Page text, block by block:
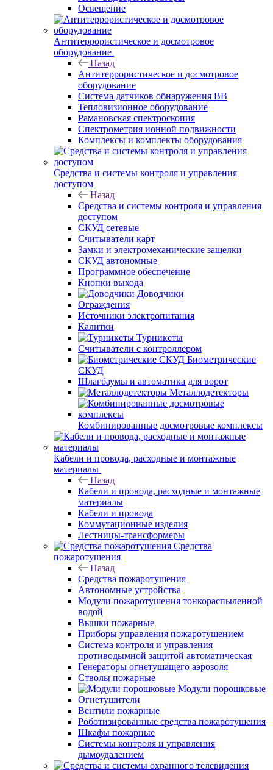
Освещение
Антитеррористическое и досмотровое
оборудование
Назад
Антитеррористическое и досмотровое
оборудование
Cистема датчиков обнаружения ВВ
Тепловизионное оборудование
Рамановская спектроскопия
Спектрометрия ионной подвижности
Комплексы и комплекты оборудования
Средства и системы контроля и управления
доступом
Назад
Средства и системы контроля и управления
доступом
СКУД сетевые
Считыватели карт
Замки и электромеханические защелки
СКУД автономные
Программное обеспечение
Кнопки выхода
Доводчики
Ограждения
Источники электропитания
Калитки
Турникеты
Считыватели с контроллером
Биометрические
СКУД
Шлагбаумы и автоматика для ворот
Металлодетекторы
Комбинированные досмотровые комплексы
Кабели и провода, расходные и монтажные
материалы
Назад
Кабели и провода, расходные и монтажные
материалы
Кабели и провода
Коммутационные изделия
Лестницы-трансформеры
Средства
пожаротушения
Назад
Средства пожаротушения
Автономные устройства
Модули пожаротушения тонкораспыленной
водой
Вышки пожарные
Приборы управления пожаротушением
Система контроля и управления
противодымной защитой автоматическая
Генераторы огнетушащего аэрозоля
Стволы пожарные
Модули порошковые
Огнетушители
Вентили пожарные
Роботизированные средства пожаротушения
Шкафы пожарные
Системы контроля и управления
дымоудалением